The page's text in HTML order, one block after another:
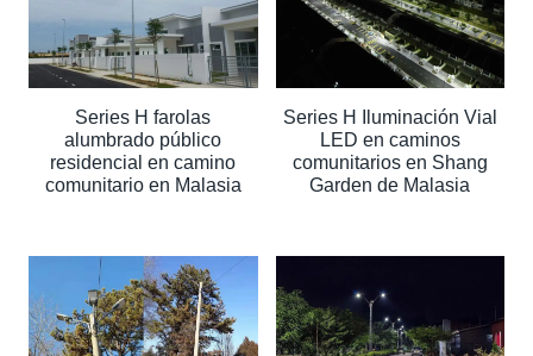
Series H farolas
alumbrado público
residencial en camino
comunitario en Malasia
Series H Iluminación Vial
LED en caminos
comunitarios en Shang
Garden de Malasia